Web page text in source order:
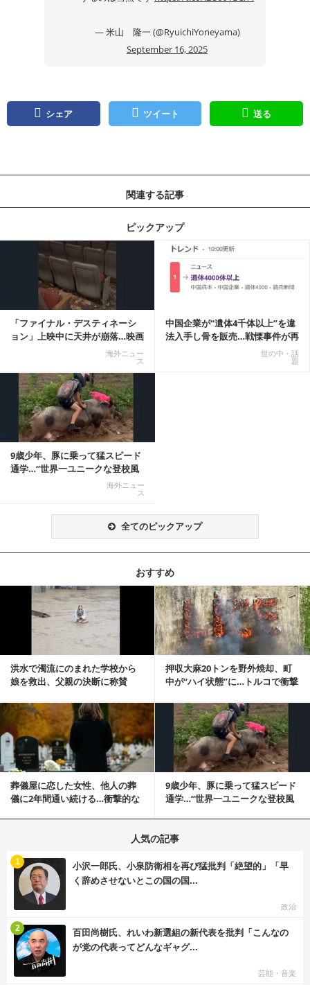
— 米山 隆一 (@RyuichiYoneyama)
September 16, 2025
シェア ツイート 送る
関連する記事
ピックアップ
「ファイナル・デスティネーシ
ョン」上映中に天井が崩落…映画
海外ニュー
ス
中国企業が“遺体4千体以上”を違
法入手し骨を販売…戦慄事件が再
世の中・話
題
記事を読む
9歳少年、豚に乗って猛スピード
通学…“世界一ユニークな登校風
海外ニュー
ス
全てのピックアップ
おすすめ
洪水で濁流にのまれた学校から
娘を救出、父親の決断に称賛
押収大麻20トンを野外焼却、町
中が“ハイ状態”に…トルコで衝撃
記事を読む
葬儀屋に恋した女性、他人の葬
儀に2年間通い続ける…衝撃的な
9歳少年、豚に乗って猛スピード
通学…“世界一ユニークな登校風
記事を読む
人気の記事
小沢一郎氏、小泉防衛相を再び猛批判「絶望的」「早
く辞めさせないとこの国の国...
政治
1
百田尚樹氏、れいわ新選組の新代表を批判「こんなの
が党の代表ってどんなギャグ...
芸能・音楽
2